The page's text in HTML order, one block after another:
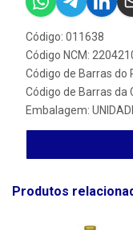
Código: 011638
Código NCM:
Código de Barras do
Código de Barras da
Embalagem:
Produtos